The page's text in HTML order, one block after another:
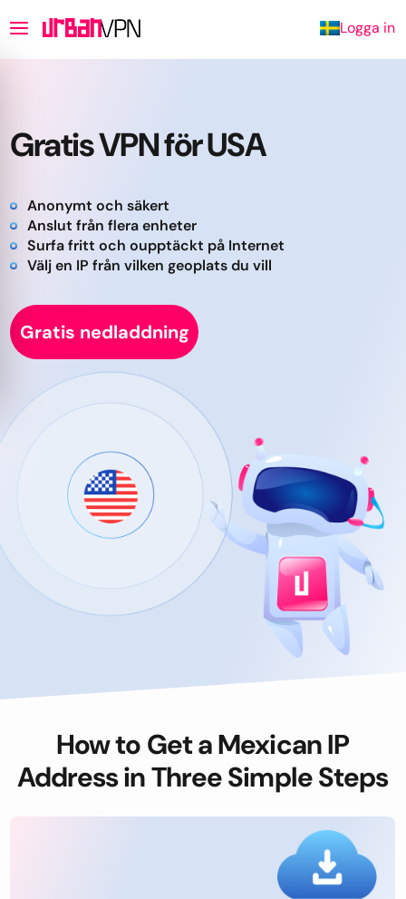
Logga in
Gratis VPN för USA
Anonymt och säkert
Anslut från flera enheter
Surfa fritt och oupptäckt på Internet
Välj en IP från vilken geoplats du vill
Gratis nedladdning
How to Get a Mexican IP
Address in Three Simple Steps